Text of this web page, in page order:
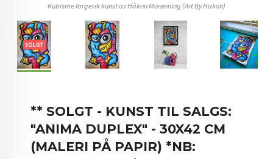
Kubisme fargerik kunst av Håkon Morønning (Art By Hakon)
** SOLGT - KUNST TIL SALGS:
"ANIMA DUPLEX" - 30X42 CM
(MALERI PÅ PAPIR) *NB: